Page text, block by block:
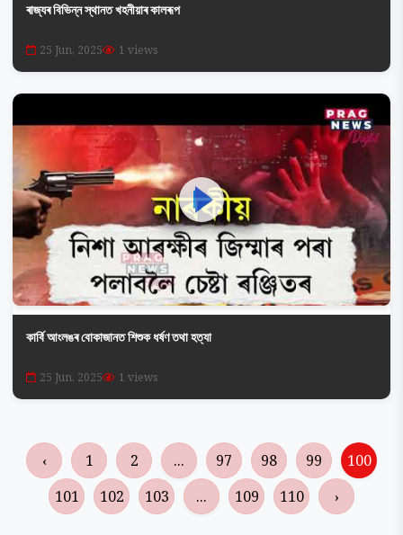
ৰাজ্যৰ বিভিন্ন স্থানত খহনীয়াৰ কালৰূপ
25 Jun, 2025 1 views
কাৰ্বি আংলঙৰ বোকাজানত শিশুক ধৰ্ষণ তথা হত্যা
25 Jun, 2025 1 views
‹ 1 2 ... 97 98 99
100
101
102 103 ... 109 110 ›